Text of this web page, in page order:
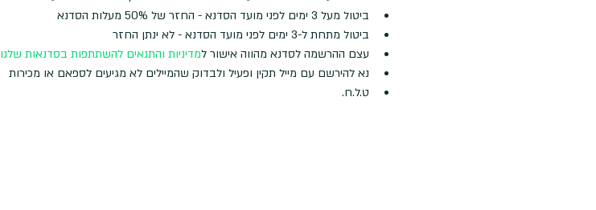
ביטול מעל 3 ימים לפני מועד הסדנא - החזר של 50% מעלות הסדנא
ביטול מתחת ל-3 ימים לפני מועד הסדנא - לא ינתן החזר
עצם ההרשמה לסדנא מהווה אישור למדיניות והתנאים להשתתפות בסדנאות שלנו
נא להירשם עם מייל תקין ופעיל ולבדוק שהמיילים לא מגיעים לספאם או מכירות
ט.ל.ח.